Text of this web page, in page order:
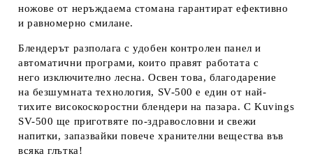
ножове от неръждаема стомана гарантиратефективно
и равномерно смилане.
Блендерът разполага судобен контролен панел и
автоматични програми, които правят работата с
него изключително лесна. Освен това, благодарение
на безшумната технология, SV-500 е един отнай-
тихите високоскоростни блендери на пазара. СKuvings
SV-500 ще приготвяте по-здравословни и свежи
напитки, запазвайкиповече хранителни вещества във
всяка глътка!